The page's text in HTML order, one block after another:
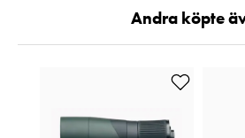
Andra köpte